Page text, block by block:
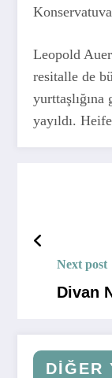
Leopold
resitalle de
yayıldı.
Next post
Divan
DIĞER